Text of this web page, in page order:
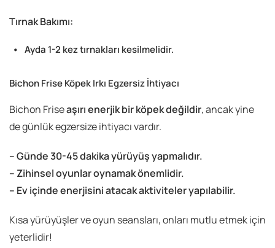
Tırnak Bakımı:
Ayda 1-2 kez tırnakları kesilmelidir.
Bichon Frise Köpek Irkı Egzersiz İhtiyacı
Bichon Friseaşırı enerjik bir köpek değildir, ancak yine
de günlük egzersize ihtiyacı vardır.
– Günde 30-45 dakika yürüyüş yapmalıdır.
– Zihinsel oyunlar oynamak önemlidir.
– Ev içinde enerjisini atacak aktiviteler yapılabilir.
Kısa yürüyüşler ve oyun seansları, onları mutlu etmek için
yeterlidir!